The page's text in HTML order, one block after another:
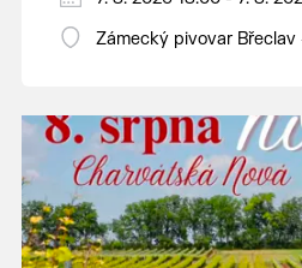
Zámecký pivovar Břeclav